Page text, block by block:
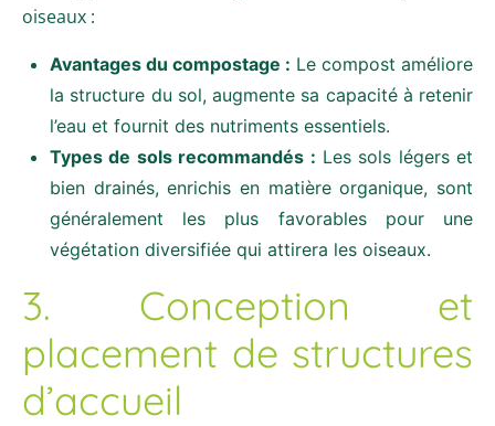
oiseaux :
Avantages du compostage : Le compost améliore
la structure du sol, augmente sa capacité à retenir
l’eau et fournit des nutriments essentiels.
Types de sols recommandés : Les sols légers et
bien drainés, enrichis en matière organique, sont
généralement les plus favorables pour une
végétation diversifiée qui attirera les oiseaux.
3. Conception et
placement de structures
d’accueil